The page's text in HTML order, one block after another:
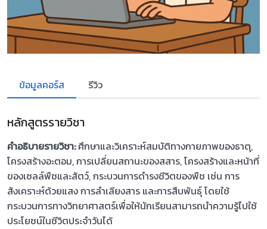
ข้อมูลคอร์ส รีวิว
หลักสูตรรายวิชา
คำอธิบายรายวิชา:ศึกษาและวิเคราะห์สมบัติทางกายภาพของธาตุ,
โครงสร้างอะตอม, การเปลี่ยนสถานะของสสาร, โครงสร้างและหน้าที่
ของเซลล์พืชและสัตว์, กระบวนการดำรงชีวิตของพืช เช่น การ
สังเคราะห์ด้วยแสง การลำเลียงสาร และการสืบพันธุ์ โดยใช้
กระบวนการทางวิทยาศาสตร์เพื่อให้นักเรียนสามารถนำความรู้ไปใช้
ประโยชน์ในชีวิตประจำวันได้